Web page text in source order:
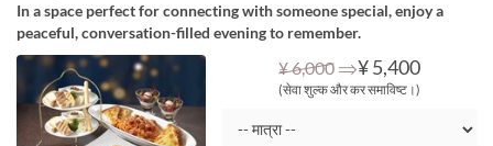
In a space perfect for connecting with someone special, enjoy a
peaceful, conversation-filled evening to remember.
¥ 6,000 ⇒¥ 5,400
(सेवा शुल्क और कर समाविष्ट।)